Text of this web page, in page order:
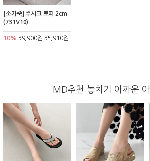
[소가죽] 주시크 로퍼 2cm
(731V10)
10% 39,900원 35,910원
MD추천 놓치기 아까운